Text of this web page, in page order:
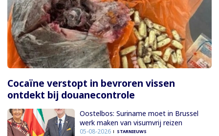
Cocaïne verstopt in bevroren vissen
ontdekt bij douanecontrole
Oostelbos: Suriname moet in Brussel
werk maken van visumvrij reizen
05-08-2026 STARNIEUWS